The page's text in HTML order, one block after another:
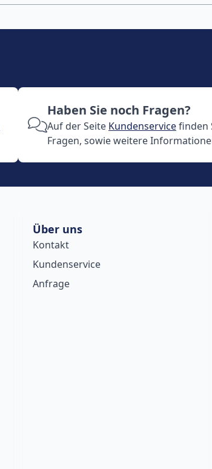
Haben Sie noch Fragen?
Auf der Seite Kundenservicefinden
Fragen, sowie weitere
Über uns
Kontakt
Kundenservice
Anfrage